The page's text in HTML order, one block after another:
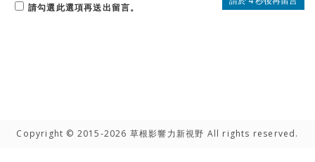
請勾選此選項再送出留言。
Copyright © 2015-2026 草根影響力新視野 All rights reserved.